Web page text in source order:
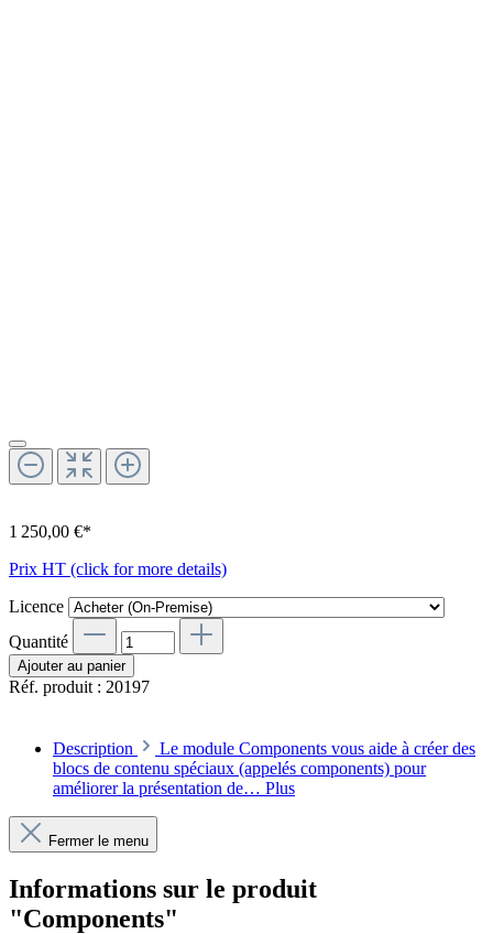
1 250,00 €*
Prix HT (click for more details)
Licence
Quantité
Ajouter au panier
Réf. produit : 20197
Description
Le module Components vous aide à créer des
blocs de contenu spéciaux (appelés components) pour
améliorer la présentation de… Plus
Fermer le menu
Informations sur le produit
"Components"